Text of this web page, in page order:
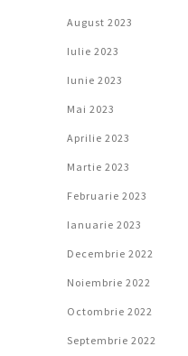
August 2023
Iulie 2023
Iunie 2023
Mai 2023
Aprilie 2023
Martie 2023
Februarie 2023
Ianuarie 2023
Decembrie 2022
Noiembrie 2022
Octombrie 2022
Septembrie 2022